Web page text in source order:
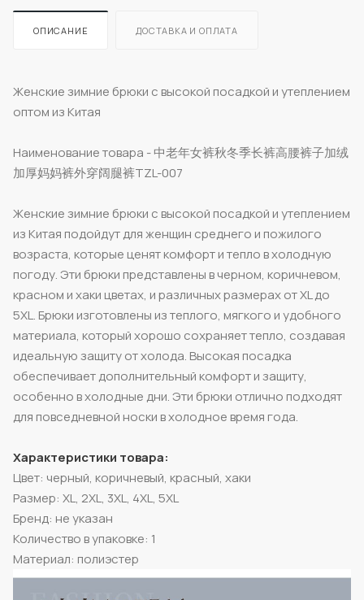
ОПИСАНИЕ ДОСТАВКА И ОПЛАТА
Женские зимние брюки с высокой посадкой и утеплением
оптом из Китая
Наименование товара - 中老年女裤秋冬季长裤高腰裤子加绒
加厚妈妈裤外穿阔腿裤TZL-007
Женские зимние брюки с высокой посадкой и утеплением
из Китая подойдут для женщин среднего и пожилого
возраста, которые ценят комфорт и тепло в холодную
погоду. Эти брюки представлены в черном, коричневом,
красном и хаки цветах, и различных размерах от XL до
5XL. Брюки изготовлены из теплого, мягкого и удобного
материала, который хорошо сохраняет тепло, создавая
идеальную защиту от холода. Высокая посадка
обеспечивает дополнительный комфорт и защиту,
особенно в холодные дни. Эти брюки отлично подходят
для повседневной носки в холодное время года.
Характеристики товара:
Цвет: черный, коричневый, красный, хаки
Размер: XL, 2XL, 3XL, 4XL, 5XL
Бренд: не указан
Количество в упаковке: 1
Материал: полиэстер